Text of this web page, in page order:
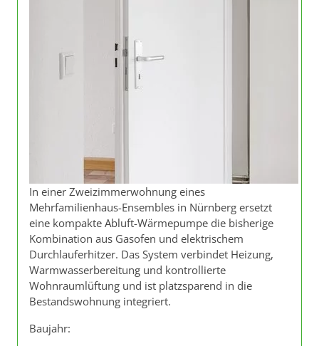
In einer Zweizimmerwohnung eines
Mehrfamilienhaus-Ensembles in Nürnberg ersetzt
eine kompakte Abluft-Wärmepumpe die bisherige
Kombination aus Gasofen und elektrischem
Durchlauferhitzer. Das System verbindet Heizung,
Warmwasserbereitung und kontrollierte
Wohnraumlüftung und ist platzsparend in die
Bestandswohnung integriert.
Baujahr: